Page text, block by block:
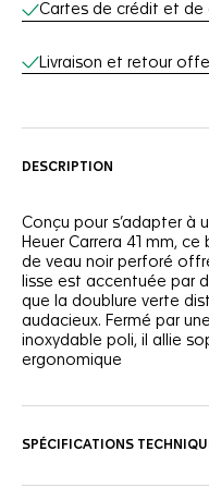
Cartes de crédit et de
Livraison et retour
DESCRIPTION
Conçu pour s’adapter à
Heuer Carrera 41 mm,
de veau noir perforé
lisse est accentuée par
que la doublure verte
audacieux. Fermé par
inoxydable poli, il allie
ergonomique
SPÉCIFICATIONS